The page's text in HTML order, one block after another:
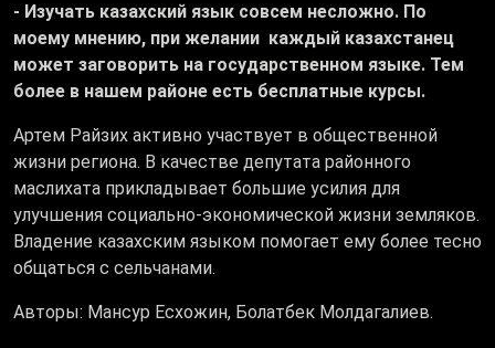
- Изучать казахский язык совсем несложно. По
моему мнению, при желании каждый казахстанец
может заговорить на государственном языке. Тем
более в нашем районе есть бесплатные курсы.
Артем Райзих активно участвует в общественной
жизни региона. В качестве депутата районного
маслихата прикладывает большие усилия для
улучшения социально-экономической жизни земляков.
Владение казахским языком помогает ему более тесно
общаться с сельчанами.
Авторы: Мансур Есхожин, Болатбек Молдагалиев.